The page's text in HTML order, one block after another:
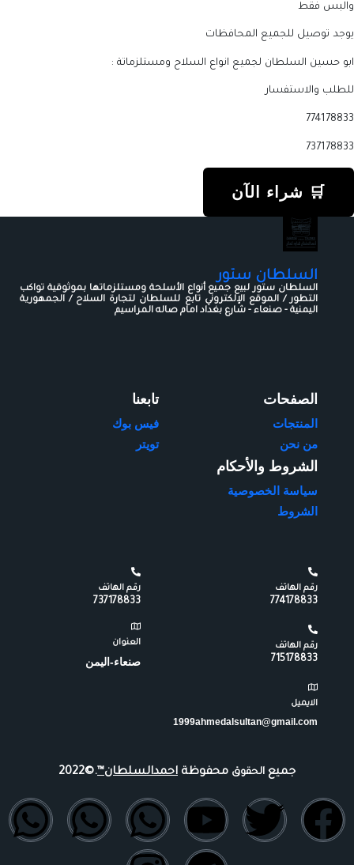
والبس فقط
يوجد توصيل للجميع المحافظات
ابو حسين السلطان لجميع انواع السلاح ومستلزماتة :
للطلب والاستفسار
774178833
737178833
🛒 شراء الآن
السلطان ستور
السلطان ستور لبيع جميع أنواع الأسلحة ومستلزماتها بموثوقية تواكب
التطور / الموقع الإلكتروني تابع للسلطان لتجارة السلاح / الجمهورية
اليمنية - صنعاء - شارع بغداد امام صاله المراسيم
الصفحات
المنتجات
من نحن
تابعنا
فيس بوك
تويتر
الشروط والأحكام
سياسة الخصوصية
الشروط
رقم الهاتف
774178833
رقم الهاتف
737178833
رقم الهاتف
715178833
العنوان
صنعاء-اليمن
الايميل
1999ahmedalsultan@gmail.com
جميع الحقوق محفوظة احمدالسلطان™.©2022
F
T
Y
o
W
h
W
T
e
I
n